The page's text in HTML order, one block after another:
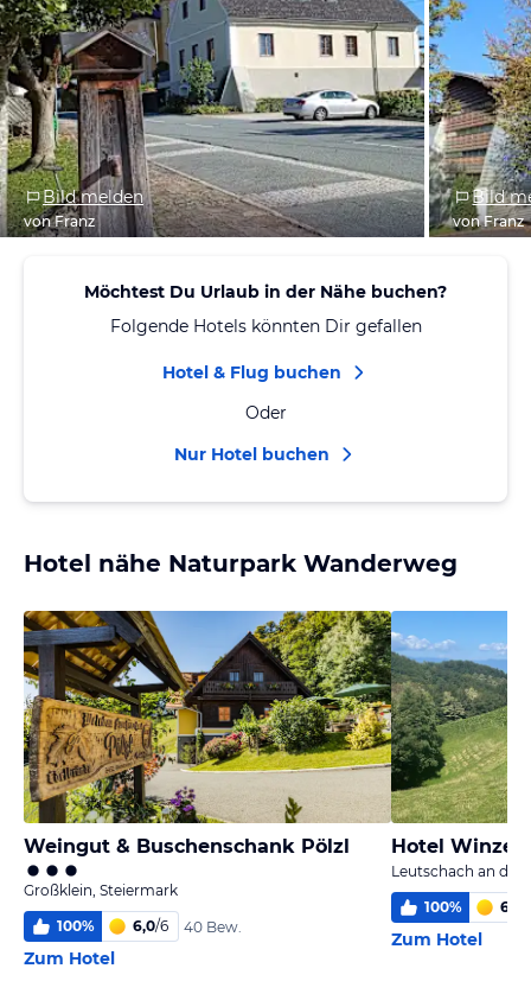
Bild melden
von Franz
Bild
von Franz
Möchtest Du Urlaub in der Nähe buchen?
Folgende Hotels könnten Dir gefallen
Hotel & Flug buchen
Oder
Nur Hotel buchen
Hotel nähe Naturpark Wanderweg
Weingut & Buschenschank Pölzl
Großklein, Steiermark
100% 6,0/6 40 Bew.
Zum Hotel
Hotel
Leutschach an der
100% 6,0
Zum Hotel